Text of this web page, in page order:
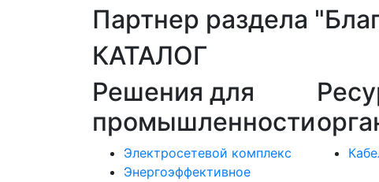
Партнер раздела
КАТАЛОГ
Решения для
промышленности
Электросетевой комплекс
Энергоэффективное